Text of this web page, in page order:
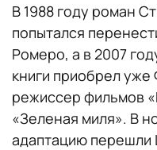
В 1988 году роман
попытался
Ромеро, а в 2007
книги приобрел
режиссер фильмов
«Зеленая миля». В
адаптацию перешли